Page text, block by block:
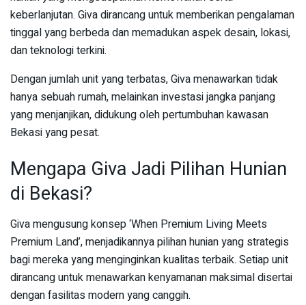
keberlanjutan. Giva dirancang untuk memberikan pengalaman
tinggal yang berbeda dan memadukan aspek desain, lokasi,
dan teknologi terkini.
Dengan jumlah unit yang terbatas, Giva menawarkan tidak
hanya sebuah rumah, melainkan investasi jangka panjang
yang menjanjikan, didukung oleh pertumbuhan kawasan
Bekasi yang pesat.
Mengapa Giva Jadi Pilihan Hunian
di Bekasi?
Giva mengusung konsep ‘When Premium Living Meets
Premium Land’, menjadikannya pilihan hunian yang strategis
bagi mereka yang menginginkan kualitas terbaik. Setiap unit
dirancang untuk menawarkan kenyamanan maksimal disertai
dengan fasilitas modern yang canggih.